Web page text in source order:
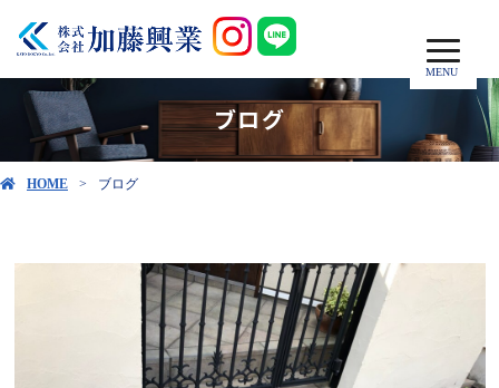
MENU
ブログ
HOME ブログ